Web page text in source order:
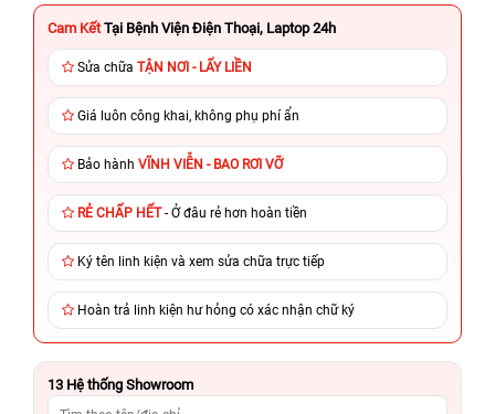
Cam Kết Tại Bệnh Viện Điện Thoại, Laptop 24h
Sửa chữa TẬN NƠI - LẤY LIỀN
Giá luôn công khai, không phụ phí ẩn
Bảo hành VĨNH VIỄN - BAO RƠI VỠ
RẺ CHẤP HẾT- Ở đâu rẻ hơn hoàn tiền
Ký tên linh kiện và xem sửa chữa trực tiếp
Hoàn trả linh kiện hư hỏng có xác nhận chữ ký
13 Hệ thống Showroom